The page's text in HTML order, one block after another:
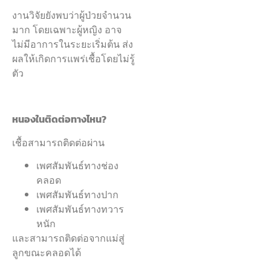
งานวิจัยยังพบว่าผู้ป่วยจำนวน
มาก โดยเฉพาะผู้หญิง อาจ
ไม่มีอาการในระยะเริ่มต้น ส่ง
ผลให้เกิดการแพร่เชื้อโดยไม่รู้
ตัว
หนองในติดต่อทางไหน?
เชื้อสามารถติดต่อผ่าน
เพศสัมพันธ์ทางช่อง
คลอด
เพศสัมพันธ์ทางปาก
เพศสัมพันธ์ทางทวาร
หนัก
และสามารถติดต่อจากแม่สู่
ลูกขณะคลอดได้